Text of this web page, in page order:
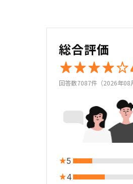
総合評価
回答数7087件（2026年08
5
4